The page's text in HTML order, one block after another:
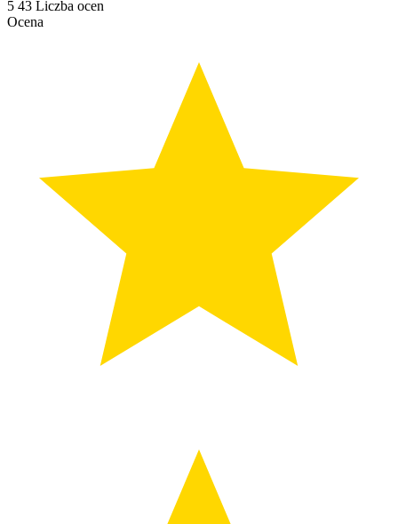
5 43 Liczba ocen
Ocena